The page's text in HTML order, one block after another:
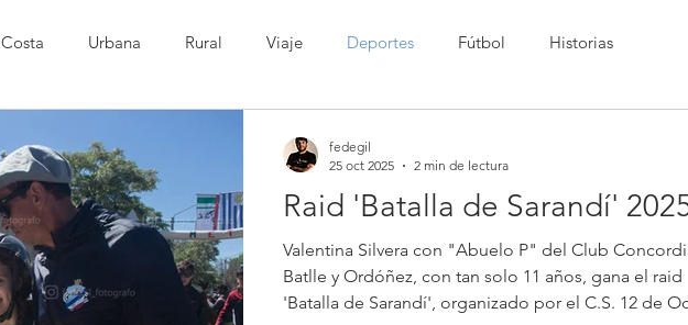
Costa Urbana Rural Viaje Deportes Fútbol Historias
Raid 'Batalla de Sarandí'
Valentina Silvera con "Abuelo P" del Club
Batlle y Ordóñez, con tan solo 11 años, gana el raid
'Batalla de Sarandí', organizado por el C.S. 12 de
fedegil
25 oct 2025
2 min de lectura